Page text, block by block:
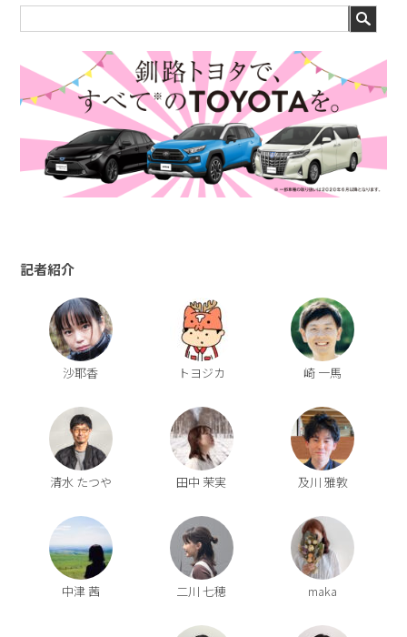
記者紹介
沙耶香 トヨジカ 崎 一馬
清水 たつや 田中 茉実 及川 雅敦
中津 茜 二川 七穂 maka